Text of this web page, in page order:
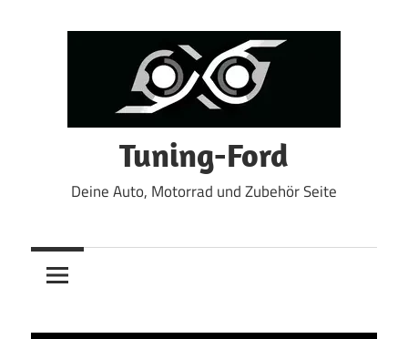
Tuning-Ford
Deine Auto, Motorrad und Zubehör Seite